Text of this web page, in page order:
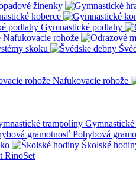
žinenky
koberce
Gymnastické podlahy
Nafukovacie rohože
skoku
Nafukovacie rohože
Pohybová
Školské
RinoSet